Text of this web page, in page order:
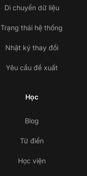
Di chuyển dữ liệu
Trạng thái hệ thống
Nhật ký thay đổi
Yêu cầu đề xuất
Học
Blog
Từ điển
Học viện